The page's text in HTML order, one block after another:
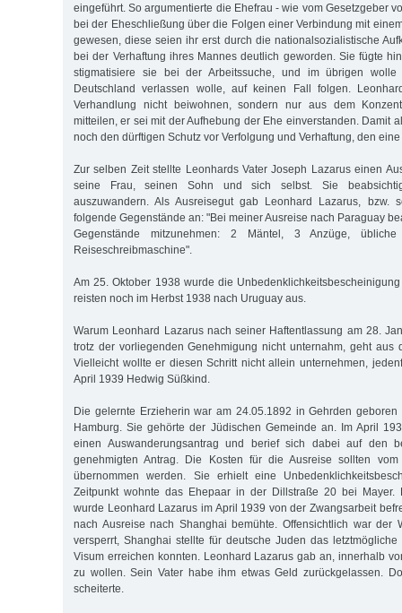
eingeführt. So argumentierte die Ehefrau - wie vom Gesetzgeber
bei der Eheschließung über die Folgen einer Verbindung mit
gewesen, diese seien ihr erst durch die nationalsozialistische
bei der Verhaftung ihres Mannes deutlich geworden. Sie fügte
stigmatisiere sie bei der Arbeitssuche, und im übrigen
Deutschland verlassen wolle, auf keinen Fall folgen.
Verhandlung nicht beiwohnen, sondern nur aus dem
mitteilen, er sei mit der Aufhebung der Ehe einverstanden. Damit
noch den dürftigen Schutz vor Verfolgung und Verhaftung, den
Zur selben Zeit stellte Leonhards Vater Joseph Lazarus einen
seine Frau, seinen Sohn und sich selbst. Sie
auszuwandern. Als Ausreisegut gab Leonhard Lazarus, bzw.
folgende Gegenstände an: "Bei meiner Ausreise nach Paraguay
Gegenstände mitzunehmen: 2 Mäntel, 3 Anzüge,
Reiseschreibmaschine".
Am 25. Oktober 1938 wurde die
reisten noch im Herbst 1938 nach Uruguay aus.
Warum Leonhard Lazarus nach seiner Haftentlassung am 28.
trotz der vorliegenden Genehmigung nicht unternahm, geht aus
Vielleicht wollte er diesen Schritt nicht allein unternehmen,
April 1939 Hedwig Süßkind.
Die gelernte Erzieherin war am 24.05.1892 in Gehrden
Hamburg. Sie gehörte der Jüdischen Gemeinde an. Im April
einen Auswanderungsantrag und berief sich dabei auf den
genehmigten Antrag. Die Kosten für die Ausreise sollten vom
übernommen werden. Sie erhielt eine
Zeitpunkt wohnte das Ehepaar in der Dillstraße 20 bei Mayer.
wurde Leonhard Lazarus im April 1939 von der Zwangsarbeit
nach Ausreise nach Shanghai bemühte. Offensichtlich war der
versperrt, Shanghai stellte für deutsche Juden das
Visum erreichen konnten. Leonhard Lazarus gab an, innerhalb
zu wollen. Sein Vater habe ihm etwas Geld zurückgelassen.
scheiterte.